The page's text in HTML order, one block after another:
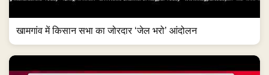
खामगांव में किसान सभा का जोरदार ‘जेल भरो’ आंदोलन